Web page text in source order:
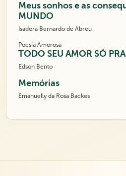
Meus sonhos e as
MUNDO
Isadora Bernardo de Abreu
Poesia Amorosa
TODO SEU AMOR SÓ
Edson Bento
Memórias
Emanuelly da Rosa Backes